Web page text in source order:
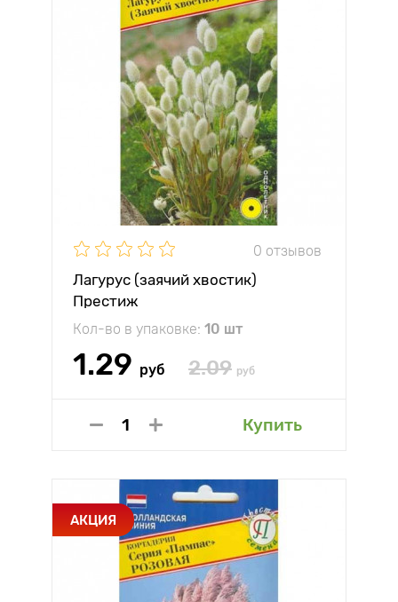
0 отзывов
Лагурус (заячий хвостик)
Престиж
Кол-во в упаковке: 10 шт
1.29 руб 2.09 руб
Купить
АКЦИЯ